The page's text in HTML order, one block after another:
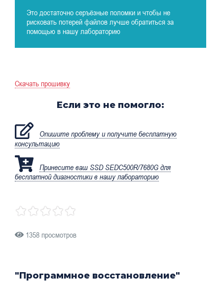
Это достаточно серъёзные поломки и чтобы не
рисковать потерей файлов лучше обратиться за
помощью в нашу лабораторию
Скачать прошивку
Если это не помогло:
Опишите проблему и получите бесплатную
консультацию
Принесите ваш SSD SEDC500R/7680G для
бесплатной диагностики в нашу лабораторию
1358 просмотров
"Программное восстановление"